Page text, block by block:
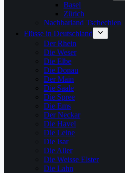
Basel
Zürich
Nachbarland Tschechien
Flüsse in Deutschland
Der Rhein
Die Weser
Die Elbe
Die Donau
Der Main
Die Saale
Die Spree
Die Ems
Der Neckar
Die Havel
Die Leine
Die Isar
Die Aller
Die Weisse Elster
Die Lahn